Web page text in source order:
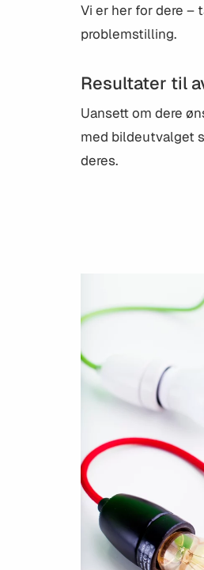
Vi er her for dere –
problemstilling.
Resultater til
Uansett om dere
med bildeutvalget
deres.